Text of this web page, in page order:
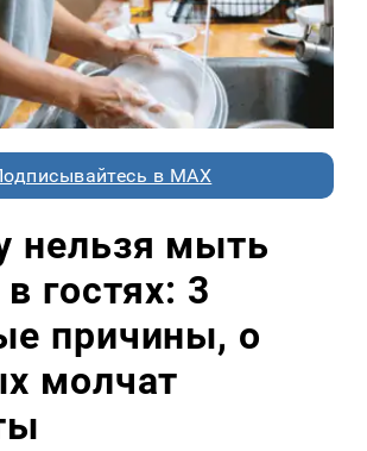
в MAX
нельзя мыть
гостях: 3
причины, о
молчат